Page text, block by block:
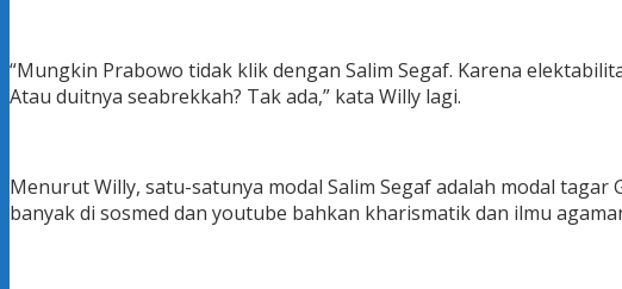
“Mungkin Prabowo tidak klik dengan Salim Segaf. Karena
Atau duitnya seabrekkah? Tak ada,” kata Willy lagi.
Menurut Willy, satu-satunya modal Salim Segaf adalah modal
banyak di sosmed dan youtube bahkan kharismatik dan ilmu